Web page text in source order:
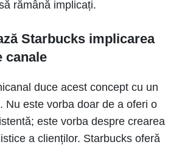
rămână implicați.
Starbucks implicarea
canale
duce acest concept cu un
Nu este vorba doar de a oferi o
este vorba despre crearea
a clienților. Starbucks oferă